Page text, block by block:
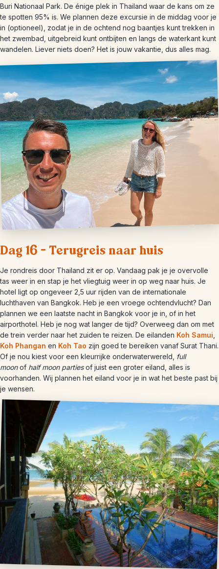
Buri Nationaal Park. De énige plek in Thailand waar de kans om ze
te spotten 95% is. We plannen deze excursie in de middag voor je
in (optioneel), zodat je in de ochtend nog baantjes kunt trekken in
het zwembad, uitgebreid kunt ontbijten en langs de waterkant kunt
wandelen. Liever niets doen? Het is jouw vakantie, dus alles mag.
Dag 16 – Terugreis naar huis
Je rondreis door Thailand zit er op. Vandaag pak je je overvolle
tas weer in en stap je het vliegtuig weer in op weg naar huis. Je
hotel ligt op ongeveer 2,5 uur rijden van de internationale
luchthaven van Bangkok. Heb je een vroege ochtendvlucht? Dan
plannen we een laatste nacht in Bangkok voor je in, of in het
airporthotel. Heb je nog wat langer de tijd? Overweeg dan om met
de trein verder naar het zuiden te reizen. De eilanden Koh Samui
Koh Phangan en Koh Tao zijn goed te bereiken vanaf Surat Thani.
Of je nou kiest voor een kleurrijke onderwaterwereld,
full
moonof half moon partiesof juist een groter eiland, alles is
voorhanden. Wij plannen het eiland voor je in wat het beste past bij
je wensen.